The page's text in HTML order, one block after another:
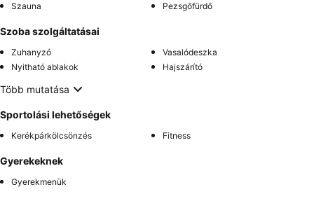
Szauna Pezsgőfürdő
Szoba szolgáltatásai
Zuhanyzó
Vasalódeszka
Nyitható ablakok
Hajszárító
Több mutatása
Sportolási lehetőségek
Kerékpárkölcsönzés Fitness
Gyerekeknek
Gyerekmenük